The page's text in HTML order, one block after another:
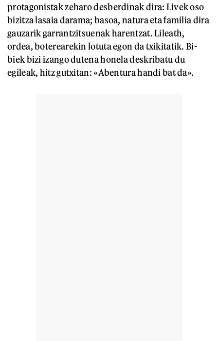
protagonistak zeharo desberdinak dira: Livek oso
bizitza lasaia darama; basoa, natura eta familia dira
gauzarik garrantzitsuenak harentzat. Lileath,
ordea, boterearekin lotuta egon da txikitatik. Bi-
biek bizi izango dutena honela deskribatu du
egileak, hitz gutxitan: «Abentura handi bat da».